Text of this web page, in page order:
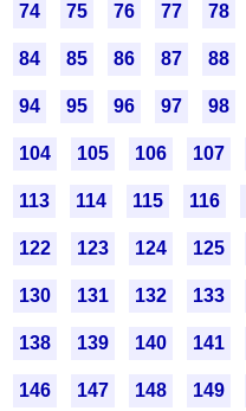
74 75 76 77 78
84 85 86 87 88
94 95 96 97 98
104 105 106 107
113 114 115 116
122 123 124 125
130 131 132 133
138 139 140 141
146 147 148 149